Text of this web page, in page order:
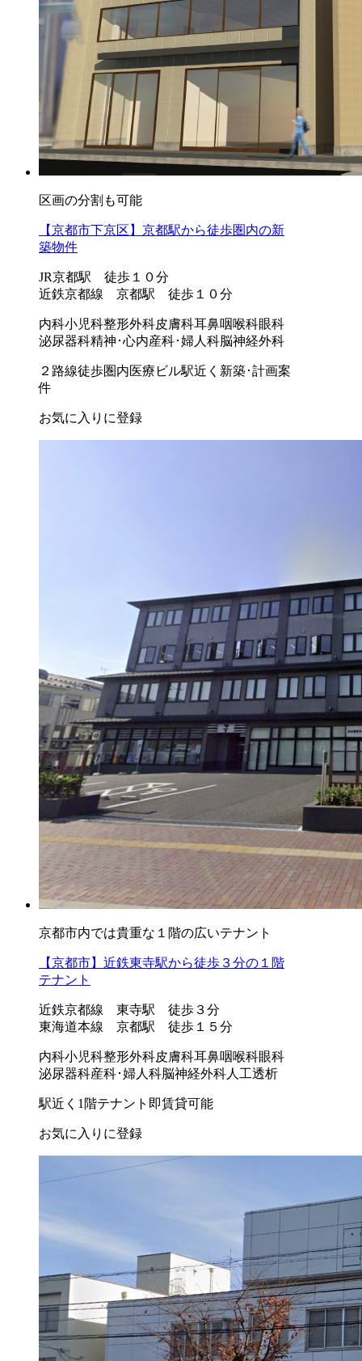
区画の分割も可能
【京都市下京区】京都駅から徒歩圏内の新
築物件
JR京都駅 徒歩１０分
近鉄京都線 京都駅 徒歩１０分
内科小児科整形外科皮膚科耳鼻咽喉科眼科
泌尿器科精神･心内産科･婦人科脳神経外科
２路線徒歩圏内医療ビル駅近く 新築･計画案
件
お気に入りに登録
京都市内では貴重な１階の広いテナント
【京都市】近鉄東寺駅から徒歩３分の１階
テナント
近鉄京都線 東寺駅 徒歩３分
東海道本線 京都駅 徒歩１５分
内科小児科整形外科皮膚科耳鼻咽喉科眼科
泌尿器科産科･婦人科脳神経外科人工透析
駅近く 1階テナント 即賃貸可能
お気に入りに登録